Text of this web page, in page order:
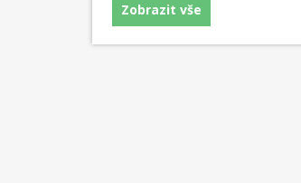
Zobrazit vše